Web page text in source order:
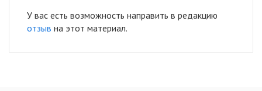
У вас есть возможность направить в редакцию
отзыв на этот материал.